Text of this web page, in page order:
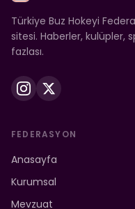
Türkiye Buz Hokeyi
sitesi. Haberler, kulüpler,
fazlası.
FEDERASYON
Anasayfa
Kurumsal
Mevzuat